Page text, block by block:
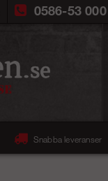
0586-53 000
Snabba leveranser